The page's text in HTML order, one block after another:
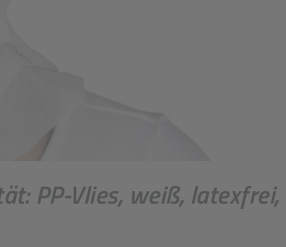
PP-Vlies, weiß,